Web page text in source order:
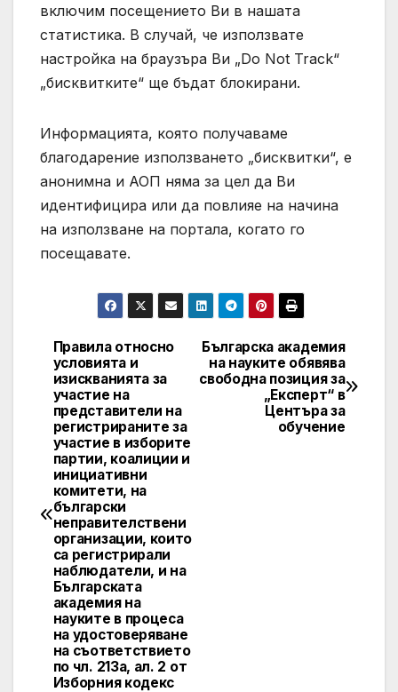
включим посещението Ви в нашата
статистика. В случай, че използвате
настройка на браузъра Ви „Do Not Track“
„бисквитките“ ще бъдат блокирани.
Информацията, която получаваме
благодарение използването „бисквитки“, е
анонимна и АОП няма за цел да Ви
идентифицира или да повлияе на начина
на използване на портала, когато го
посещавате.
Post
navigation
Българска академия
на науките обявява
свободна позиция за
„Експерт“ в
Центъра за
обучение
Правила относно
условията и
изискванията за
участие на
представители на
регистрираните за
участие в изборите
партии, коалиции и
инициативни
комитети, на
български
неправителствени
организации, които
са регистрирали
наблюдатели, и на
Българската
академия на
науките в процеса
на удостоверяване
на съответствието
по чл. 213а, ал. 2 от
Изборния кодекс